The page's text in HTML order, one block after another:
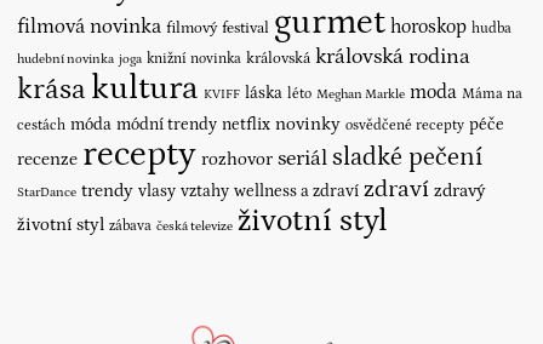
filmová novinka filmový festival gurmet horoskop hudba
hudební novinka joga knižní novinka královská královská rodina
krása kultura KVIFF láska léto Meghan Markle moda Máma na
cestách móda módní trendy netflix novinky osvědčené recepty péče
recenze recepty rozhovor seriál sladké pečení
StarDance trendy vlasy vztahy wellness a zdraví zdraví zdravý
životní styl zábava česká televize životní styl